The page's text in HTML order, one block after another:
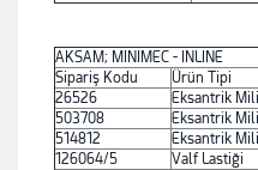
AKSAM; MINIMEC - INLINE
Sipariş Kodu
Ürün Tipi
26526
Eksantrik Mili
503708
Eksantrik Mili
514812
Eksantrik Mili
126064/5
Valf Lastiği